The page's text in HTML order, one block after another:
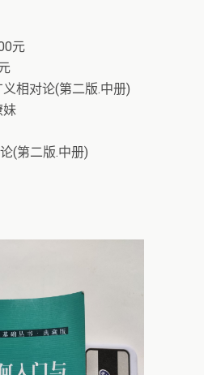
元
相对论(第二版.中册)
妹
(第二版.中册)